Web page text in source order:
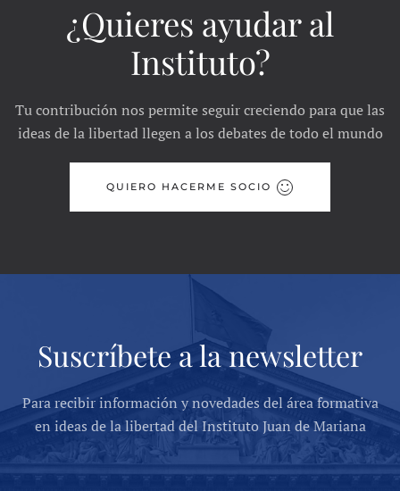
¿Quieres ayudar al
Instituto?
Tu contribución nos permite seguir creciendo para que las
ideas de la libertad llegen a los debates de todo el mundo
QUIERO HACERME SOCIO
Suscríbete a la newsletter
Para recibir información y novedades del área formativa
en ideas de la libertad del Instituto Juan de Mariana